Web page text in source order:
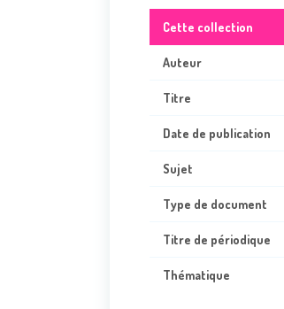
Cette collection
Auteur
Titre
Date de publication
Sujet
Type de document
Titre de périodique
Thématique